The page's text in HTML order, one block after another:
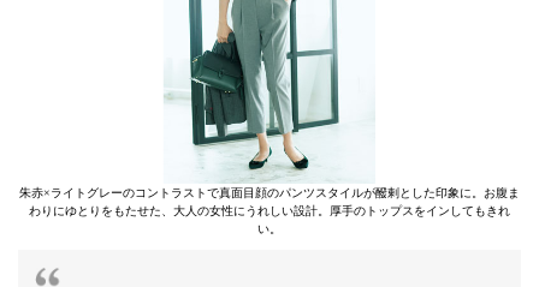
朱赤×ライトグレーのコントラストで真面目顔のパンツスタイルが醱剌とした印象に。お腹ま
わりにゆとりをもたせた、大人の女性にうれしい設計。厚手のトップスをインしてもきれ
い。